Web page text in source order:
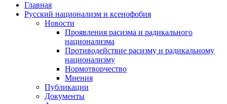
Главная
Русский национализм и ксенофобия
Новости
Проявления расизма и радикального
национализма
Противодействие расизму и радикальному
национализму
Нормотворчество
Мнения
Публикации
Документы